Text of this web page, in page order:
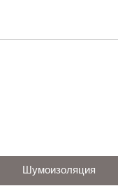
Шумоизоляция